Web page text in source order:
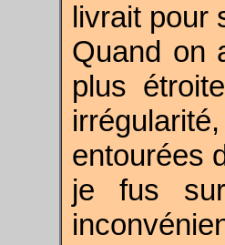
livrait pour
Quand on
plus
entourées
je fus